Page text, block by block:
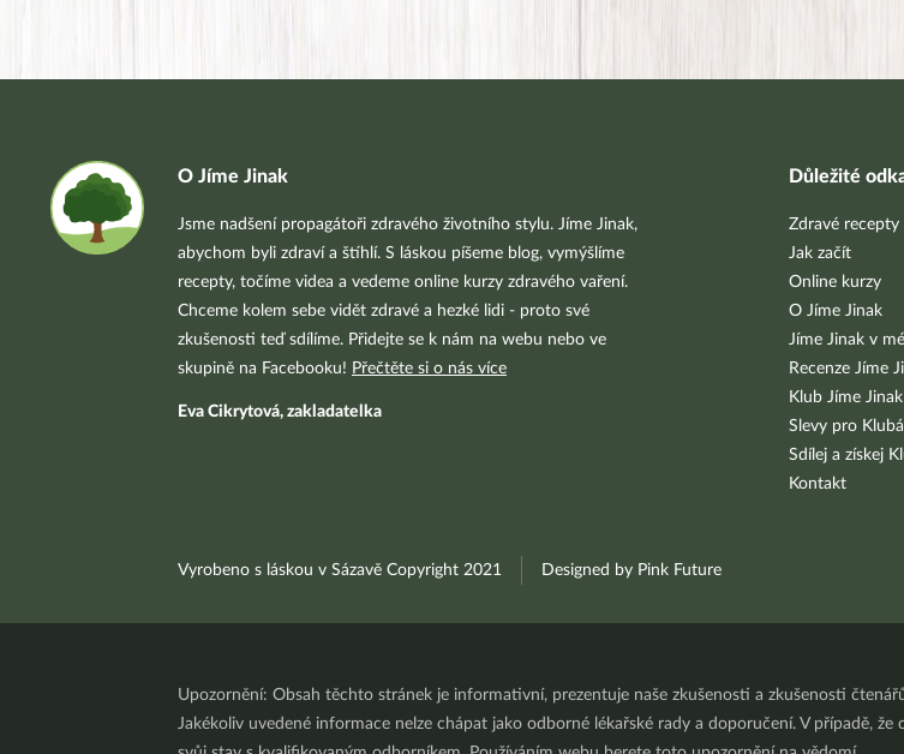
O Jíme Jinak
Jsme nadšení propagátoři zdravého životního stylu. Jíme Jinak,
abychom byli zdraví a štíhlí. S láskou píšeme blog, vymýšlíme
recepty, točíme videa a vedeme online kurzy zdravého vaření.
Chceme kolem sebe vidět zdravé a hezké lidi - proto své
zkušenosti teď sdílíme. Přidejte se k nám na webu nebo ve
skupině na Facebooku! Přečtěte si o nás více
Eva Cikrytová, zakladatelka
Důležité
Zdravé recepty
Jak začít
Online kurzy
O Jíme Jinak
Jíme Jinak v
Recenze Jíme
Klub Jíme Jinak
Slevy pro
Sdílej a získej
Kontakt
Vyrobeno s láskou v Sázavě Copyright 2021 Designed by Pink Future
Upozornění: Obsah těchto stránek je informativní, prezentuje naše zkušenosti a zkušenosti
Jakékoliv uvedené informace nelze chápat jako odborné lékařské rady a doporučení. V případě,